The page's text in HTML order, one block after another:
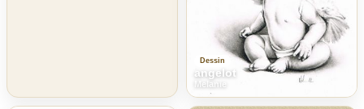
Dessin
angelot
Melanie